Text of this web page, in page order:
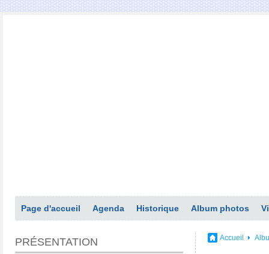
Page d'accueil Agenda Historique Album photos
PRÉSENTATION Accueil